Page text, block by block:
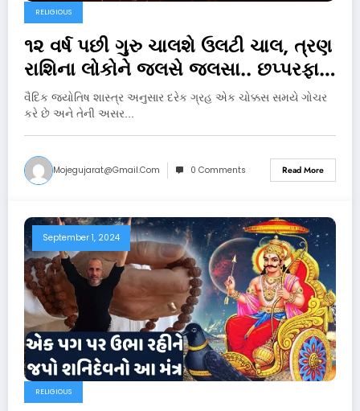
RELIGIOUS
૧૨ વર્ષ પછી ગુરુ ચાલશે ઉલટી ચાલ, ત્રણ
રાશિના લોકોને જલસે જલસા.. છપ્પરફાડ
વરસશે પૈસો
વૈદિક જ્યોતિષ શાસ્ત્ર અનુસાર દરેક ગ્રહ એક ચોક્કસ સમયે ગોચર
કરે છે અને તેની અસર…
Mojegujarat@gmail.com 0 Comments Read More
September 1, 2024
RELIGIOUS